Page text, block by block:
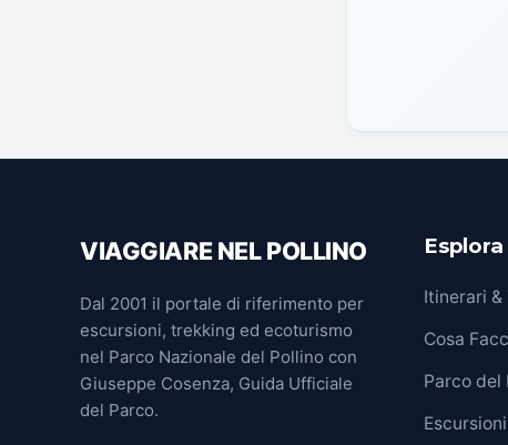
VIAGGIARE NEL POLLINO
Dal 2001 il portale di riferimento per
escursioni, trekking ed ecoturismo
nel Parco Nazionale del Pollino con
Giuseppe Cosenza, Guida Ufficiale
del Parco.
Itinerari &
Cosa
Parco del